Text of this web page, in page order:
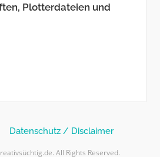
Plotterdateien und
Datenschutz / Disclaimer
All Rights Reserved.